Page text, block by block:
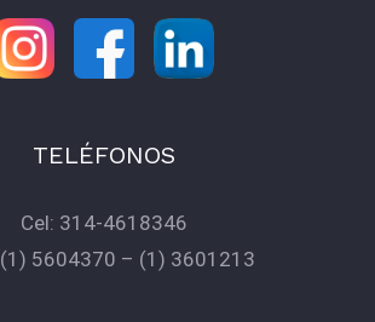
TELÉFONOS
Cel: 314-4618346
(1) 5604370 – (1) 3601213